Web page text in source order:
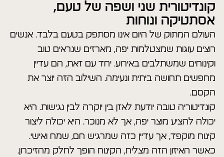
קונדיטורית שני ושפה של טעם,
אסתטיקה ונוחות
העולם המתוק של היום אינו מסתפק בטעם בלבד. אנשים
רוצים עוגות שמצטלמות יפה, מארזים שנראים טוב
וקינוחים שמשתלבים באירוע. יחד עם זאת, הם עדיין
מחפשים תחושה ביתית ונעימה. השילוב הזה יוצר את
הקסם.
קונדיטוריה טובה יודעת לאזן בין יוקרה לבין נגישות. היא
יכולה להציע מוצר יפה, אך לא מנוכר. היא יכולה ליצור
קינוח מוקפד, אך עדיין כזה שמרגיש חם, שמח ואישי.
כאשר האיזון הזה מצליח, הקינוח הופך לחלק מהזיכרון.